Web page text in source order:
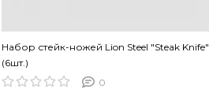
Набор стейк-ножей Lion Steel "Steak Knife"
(6шт.)
0